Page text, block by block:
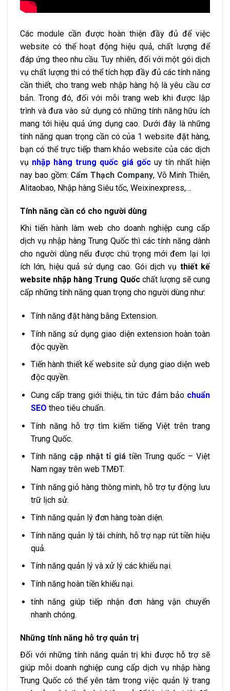
Các module cần được hoàn thiện đầy đủ để việc
website có thể hoạt động hiệu quả, chất lượng để
đáp ứng theo nhu cầu. Tuy nhiên, đối với một gói dịch
vụ chất lượng thì có thể tích hợp đầy đủ các tính năng
cần thiết, cho trang web nhập hàng hộ là yêu cầu cơ
bản. Trong đó, đối với mỗi trang web khi được lập
trình và đưa vào sử dụng có những tính năng hữu ích
mang tới hiệu quả ứng dụng cao. Dưới đây là những
tính năng quan trọng cần có của 1 website đặt hàng,
bạn có thể trực tiếp tham khảo website của các dịch
vụ nhập hàng trung quốc giá gốcuy tín nhất hiện
nay bao gồm: Cẩm Thạch Company, Võ Minh Thiên,
Alitaobao, Nhập hàng Siêu tốc, Weixinexpress,…
Tính năng cần có cho người dùng
Khi tiến hành làm web cho doanh nghiệp cung cấp
dịch vụ nhập hàng Trung Quốc thì các tính năng dành
cho người dùng nếu được chú trọng mới đem lại lợi
ích lớn, hiệu quả sử dụng cao. Gói dịch vụ thiết kế
website nhập hàng Trung Quốcchất lượng sẽ cung
cấp những tính năng quan trọng cho người dùng như:
Tính năng đặt hàng bằng Extension.
Tính năng sử dụng giao diện extension hoàn toàn
độc quyền.
Tiến hành thiết kế website sử dụng giao diện web
độc quyền.
Cung cấp trang giới thiệu, tin tức đảm bảo chuẩn
SEO theo tiêu chuẩn.
Tính năng hỗ trợ tìm kiếm tiếng Việt trên trang
Trung Quốc.
Tính năng cập nhật tỉ giá tiền Trung quốc – Việt
Nam ngay trên web TMĐT.
Tính năng giỏ hàng thông minh, hỗ trợ tự động lưu
trữ lịch sử.
Tính năng quản lý đơn hàng toàn diện.
Tính năng quản lý tài chính, hỗ trợ nạp rút tiền hiệu
quả.
Tính năng quản lý và xử lý các khiếu nại.
Tính năng hoàn tiền khiếu nại.
tính năng giúp tiếp nhận đơn hàng vận chuyển
nhanh chóng.
Những tính năng hỗ trợ quản trị
Đối với những tính năng quản trị khi được hỗ trợ sẽ
giúp mỗi doanh nghiệp cung cấp dịch vụ nhập hàng
Trung Quốc có thể yên tâm trong việc quản lý trang